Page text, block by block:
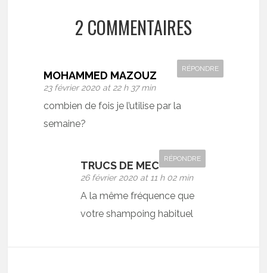
2 COMMENTAIRES
MOHAMMED MAZOUZ
23 février 2020 at 22 h 37 min
RÉPONDRE
combien de fois je l’utilise par la
semaine?
TRUCS DE MEC
26 février 2020 at 11 h 02 min
RÉPONDRE
A la même fréquence que
votre shampoing habituel